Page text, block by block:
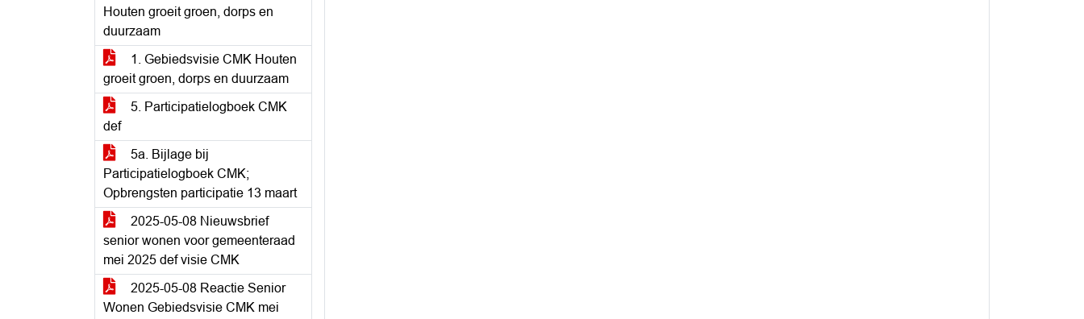
Houten groeit groen, dorps en
duurzaam
1. Gebiedsvisie CMK Houten
groeit groen, dorps en duurzaam
5. Participatielogboek CMK
def
5a. Bijlage bij
Participatielogboek CMK;
Opbrengsten participatie 13 maart
2025-05-08 Nieuwsbrief
senior wonen voor gemeenteraad
mei 2025 def visie CMK
2025-05-08 Reactie Senior
Wonen Gebiedsvisie CMK mei